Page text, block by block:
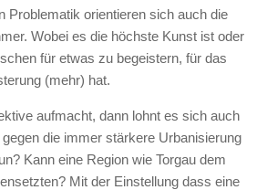
Problematik orientieren sich auch die
Wobei es die höchste Kunst ist oder
für etwas zu begeistern, für das
(mehr) hat.
aufmacht, dann lohnt es sich auch
die immer stärkere Urbanisierung
Kann eine Region wie Torgau dem
Mit der Einstellung dass eine